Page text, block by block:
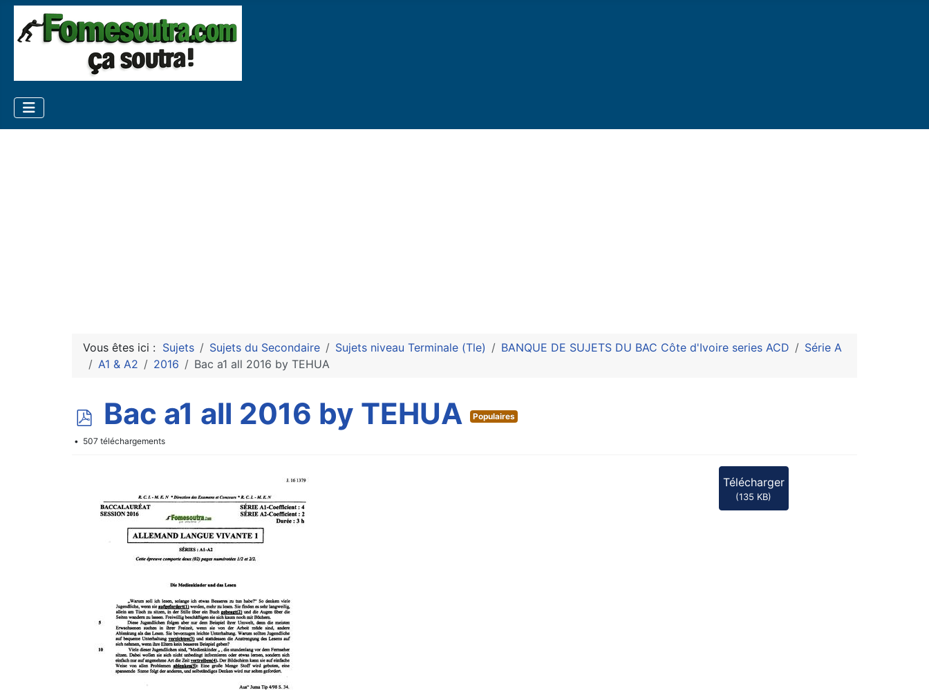
Vous êtes ici : Sujets Sujets du Secondaire Sujets niveau Terminale (Tle) BANQUE DE SUJETS DU BAC Côte d'Ivoire series ACD
Série A
A1 & A2
2016 Bac a1 all 2016 by TEHUA
p
d
Bac a1 all 2016 by TEHUA Populaires
507 téléchargements
Télécharger
(135 KB)